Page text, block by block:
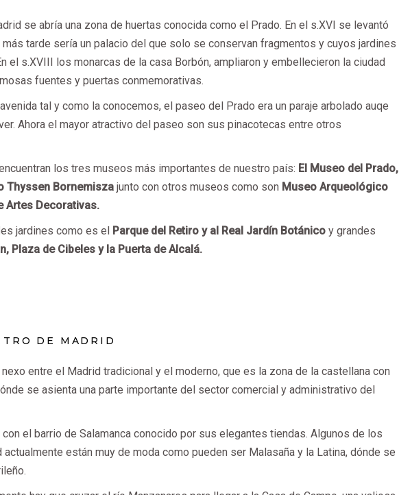
se abría una zona de huertas conocida como el Prado. En el s.XVI se levantó
tarde sería un palacio del que solo se conservan fragmentos y cuyos jardines
el s.XVIII los monarcas de la casa Borbón, ampliaron y embellecieron la ciudad
fuentes y puertas conmemorativas.
tal y como la conocemos, el paseo del Prado era un paraje arbolado auqe
Ahora el mayor atractivo del paseo son sus pinacotecas entre otros
los tres museos más importantes de nuestro país: El Museo del Prado,
Thyssen Bornemisza junto con otros museos como son Museo Arqueológico
Artes Decorativas.
jardines como es el Parque del Retiro y al Real Jardín Botánico y grandes
Plaza de Cibeles y la Puerta de Alcalá.
DE MADRID
entre el Madrid tradicional y el moderno, que es la zona de la castellana con
se asienta una parte importante del sector comercial y administrativo del
el barrio de Salamanca conocido por sus elegantes tiendas. Algunos de los
están muy de moda como pueden ser Malasaña y la Latina, dónde se